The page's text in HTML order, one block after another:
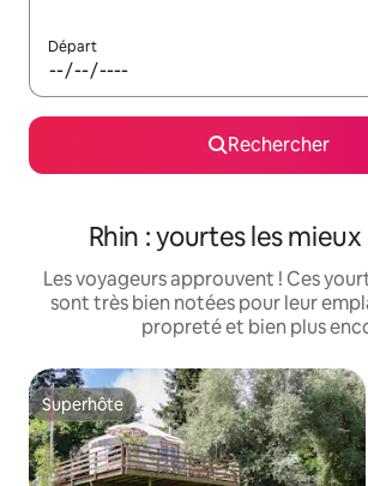
Départ
Rechercher
Rhin : yourtes les
Les voyageurs approuvent ! Ces
sont très bien notées pour leur
propreté et bien plus
Superhôte
Superhôte